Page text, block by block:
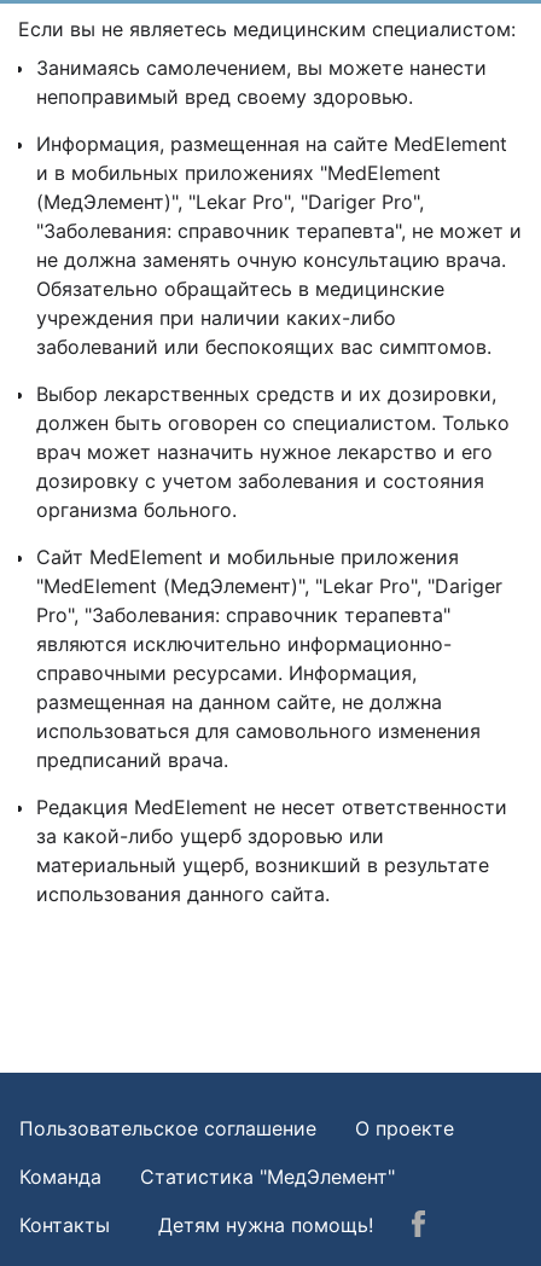
Если вы не являетесь медицинским специалистом:
Занимаясь самолечением, вы можете нанести
непоправимый вред своему здоровью.
Информация, размещенная на сайте MedElement
и в мобильных приложениях "MedElement
(МедЭлемент)", "Lekar Pro", "Dariger Pro",
"Заболевания: справочник терапевта", не может и
не должна заменять очную консультацию врача.
Обязательно обращайтесь в медицинские
учреждения при наличии каких-либо
заболеваний или беспокоящих вас симптомов.
Выбор лекарственных средств и их дозировки,
должен быть оговорен со специалистом. Только
врач может назначить нужное лекарство и его
дозировку с учетом заболевания и состояния
организма больного.
Сайт MedElement и мобильные приложения
"MedElement (МедЭлемент)", "Lekar Pro", "Dariger
Pro", "Заболевания: справочник терапевта"
являются исключительно информационно-
справочными ресурсами. Информация,
размещенная на данном сайте, не должна
использоваться для самовольного изменения
предписаний врача.
Редакция MedElement не несет ответственности
за какой-либо ущерб здоровью или
материальный ущерб, возникший в результате
использования данного сайта.
Пользовательское соглашение
О проекте
Команда
Статистика "МедЭлемент"
Контакты
Детям нужна помощь!